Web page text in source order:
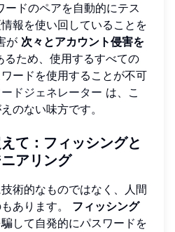
ドのペアを自動的にテス
報を使い回していることを
が 次々とアカウント侵害を
るため、使用するすべての
ードを使用することが不可
ドジェネレーター は、こ
のない味方です。
て：フィッシングと
アリング
術的なものではなく、人間
あります。 フィッシング
して自発的にパスワードを